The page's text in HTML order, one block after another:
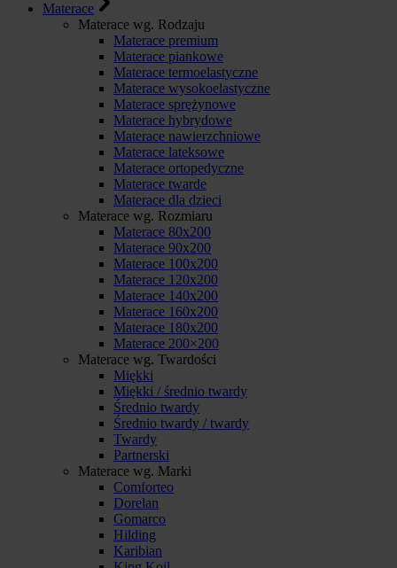
Materace
Materace wg. Rodzaju
Materace premium
Materace piankowe
Materace termoelastyczne
Materace wysokoelastyczne
Materace sprężynowe
Materace hybrydowe
Materace nawierzchniowe
Materace lateksowe
Materace ortopedyczne
Materace twarde
Materace dla dzieci
Materace wg. Rozmiaru
Materace 80x200
Materace 90x200
Materace 100x200
Materace 120x200
Materace 140x200
Materace 160x200
Materace 180x200
Materace 200×200
Materace wg. Twardości
Miękki
Miękki / średnio twardy
Średnio twardy
Średnio twardy / twardy
Twardy
Partnerski
Materace wg. Marki
Comforteo
Dorelan
Gomarco
Hilding
Karibian